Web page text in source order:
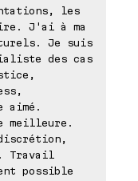
les
J'ai à ma
Je suis
des cas
meilleure.
Travail
possible